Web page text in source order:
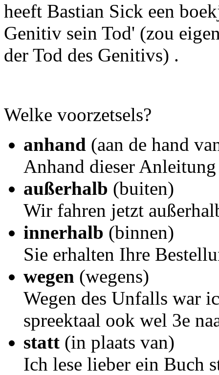
heeft Bastian Sick een
Genitiv sein Tod' (zou
der Tod des Genitivs) .
Welke voorzetsels?
anhand (aan de hand
Anhand dieser
außerhalb (buiten)
Wir fahren jetzt
innerhalb (binnen)
Sie erhalten Ihre
wegen (wegens)
Wegen des Unfalls war
spreektaal ook wel 3e
statt (in plaats van)
Ich lese lieber ein Buch